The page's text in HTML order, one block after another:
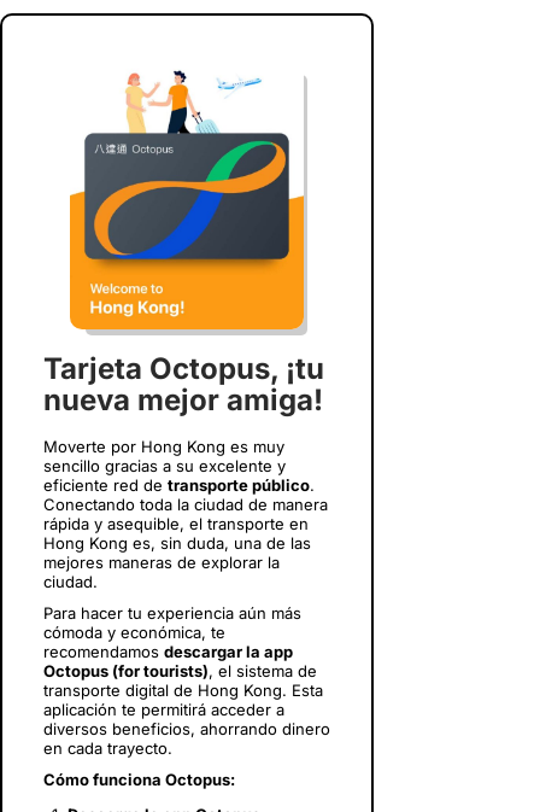
Tarjeta Octopus, ¡tu
nueva mejor amiga!
Moverte por Hong Kong es muy
sencillo gracias a su excelente y
eficiente red de transporte público.
Conectando toda la ciudad de manera
rápida y asequible, el transporte en
Hong Kong es, sin duda, una de las
mejores maneras de explorar la
ciudad.
Para hacer tu experiencia aún más
cómoda y económica, te
recomendamos descargar la app
Octopus (for tourists), el sistema de
transporte digital de Hong Kong. Esta
aplicación te permitirá acceder a
diversos beneficios, ahorrando dinero
en cada trayecto.
Cómo funciona Octopus: